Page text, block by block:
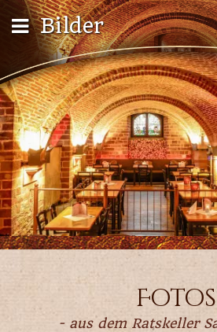
Bilder
Fotos
- aus dem Ratskeller